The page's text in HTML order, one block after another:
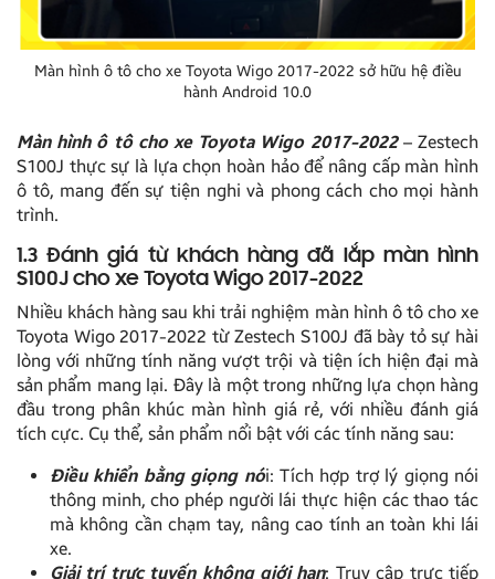
Màn hình ô tô cho xe Toyota Wigo 2017-2022 sở hữu hệ điều
hành Android 10.0
Màn hình ô tô cho xe Toyota Wigo 2017-2022– Zestech
S100J thực sự là lựa chọn hoàn hảo để nâng cấp màn hình
ô tô, mang đến sự tiện nghi và phong cách cho mọi hành
trình.
1.3 Đánh giá từ khách hàng đã lắp màn hình
S100J cho xe Toyota Wigo 2017-2022
Nhiều khách hàng sau khi trải nghiệm màn hình ô tô cho xe
Toyota Wigo 2017-2022 từ Zestech S100J đã bày tỏ sự hài
lòng với những tính năng vượt trội và tiện ích hiện đại mà
sản phẩm mang lại. Đây là một trong những lựa chọn hàng
đầu trong phân khúc màn hình giá rẻ, với nhiều đánh giá
tích cực. Cụ thể, sản phẩm nổi bật với các tính năng sau:
Điều khiển bằng giọng nói: Tích hợp trợ lý giọng nói
thông minh, cho phép người lái thực hiện các thao tác
mà không cần chạm tay, nâng cao tính an toàn khi lái
xe.
Giải trí trực tuyến không giới hạn: Truy cập trực tiếp